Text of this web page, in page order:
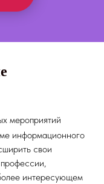
мероприятий
информационного
свои
интересующем